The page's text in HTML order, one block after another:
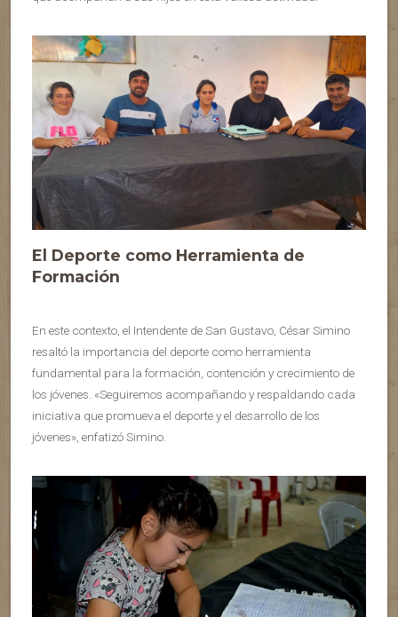
El Deporte como Herramienta de
Formación
En este contexto, el Intendente de San Gustavo, César Simino
resaltó la importancia del deporte como herramienta
fundamental para la formación, contención y crecimiento de
los jóvenes. «Seguiremos acompañando y respaldando cada
iniciativa que promueva el deporte y el desarrollo de los
jóvenes», enfatizó Simino.